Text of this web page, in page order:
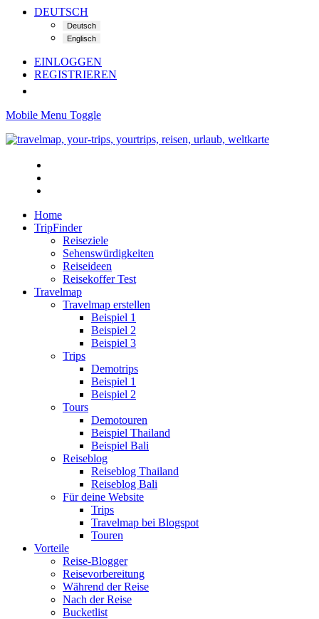
DEUTSCH
EINLOGGEN
REGISTRIEREN
Mobile Menu Toggle
Home
TripFinder
Reiseziele
Sehenswürdigkeiten
Reiseideen
Reisekoffer Test
Travelmap
Travelmap erstellen
Beispiel 1
Beispiel 2
Beispiel 3
Trips
Demotrips
Beispiel 1
Beispiel 2
Tours
Demotouren
Beispiel Thailand
Beispiel Bali
Reiseblog
Reiseblog Thailand
Reiseblog Bali
Für deine Website
Trips
Travelmap bei Blogspot
Touren
Vorteile
Reise-Blogger
Reisevorbereitung
Während der Reise
Nach der Reise
Bucketlist